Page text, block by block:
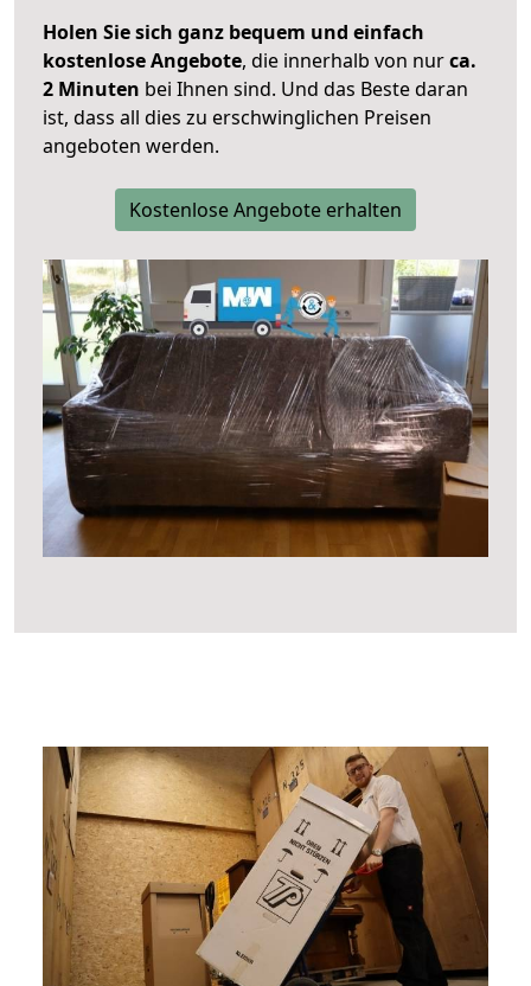
Holen Sie sich ganz bequem und einfach
kostenlose Angebote, die innerhalb von nurca.
2 Minuten bei Ihnen sind. Und das Beste daran
ist, dass all dies zu erschwinglichen Preisen
angeboten werden.
Kostenlose Angebote erhalten